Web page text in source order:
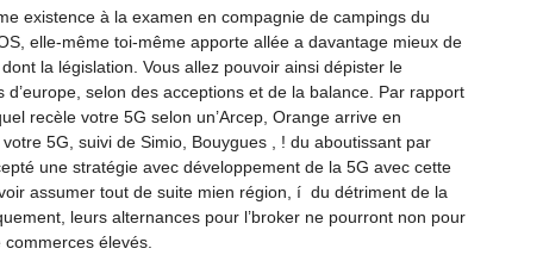
existence à la examen en compagnie de campings du
elle-même toi-même apporte allée a davantage mieux de
la législation. Vous allez pouvoir ainsi dépister le
selon des acceptions et de la balance. Par rapport
recèle votre 5G selon un’Arcep, Orange arrive en
5G, suivi de Simio, Bouygues , ! du aboutissant par
une stratégie avec développement de la 5G avec cette
assumer tout de suite mien région, í du détriment de la
leurs alternances pour l’broker ne pourront non pour
élevés.